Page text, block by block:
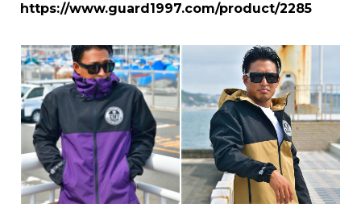
https://www.guard1997.com/product/2285